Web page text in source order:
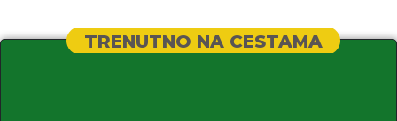
TRENUTNO NA CESTAMA